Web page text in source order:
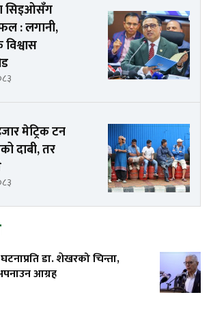
सिइओसँग
: लगानी,
मेट्रिक टन
दाबी, तर
डा. शेखरको चिन्ता,
आग्रह